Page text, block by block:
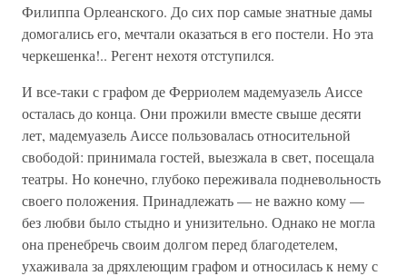
Филиппа Орлеанского. До сих пор самые знатные дамы
домогались его, мечтали оказаться в его постели. Но эта
черкешенка!.. Регент нехотя отступился.
И все-таки с графом де Ферриолем мадемуазель Аиссе
осталась до конца. Они прожили вместе свыше десяти
лет, мадемуазель Аиссе пользовалась относительной
свободой: принимала гостей, выезжала в свет, посещала
театры. Но конечно, глубоко переживала подневольность
своего положения. Принадлежать — не важно кому —
без любви было стыдно и унизительно. Однако не могла
она пренебречь своим долгом перед благодетелем,
ухаживала за дряхлеющим графом и относилась к нему с